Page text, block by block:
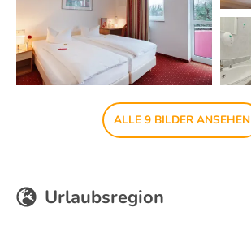
ALLE 9 BILDER ANSEHEN
Urlaubsregion